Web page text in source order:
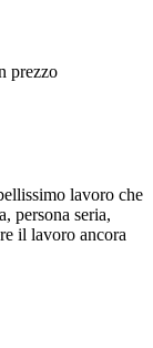
prezzo
lavoro che
persona seria,
il lavoro ancora